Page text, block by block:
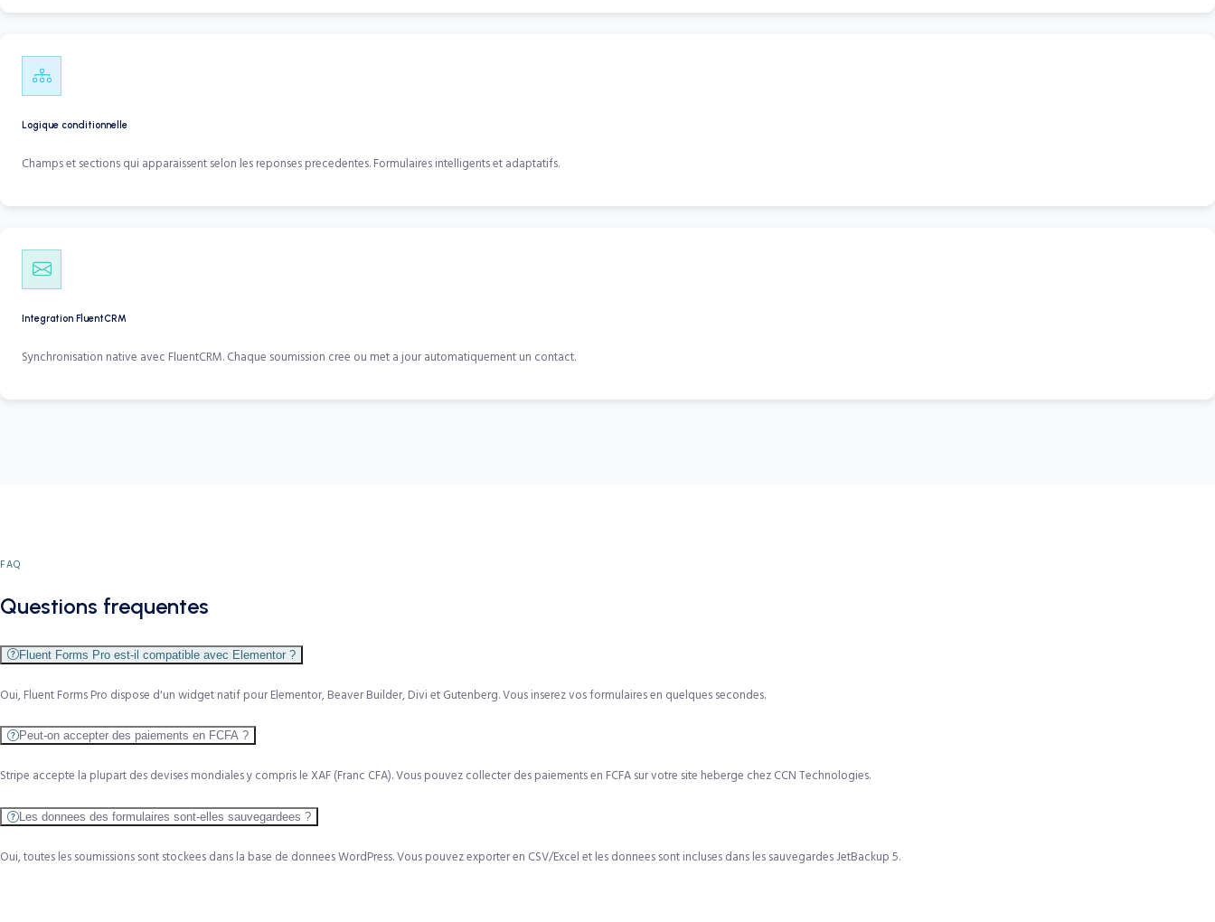
Logique conditionnelle
Champs et sections qui apparaissent selon les reponses precedentes. Formulaires intelligents et adaptatifs.
Integration FluentCRM
Synchronisation native avec FluentCRM. Chaque soumission cree ou met a jour automatiquement un contact.
FAQ
Questions frequentes
Fluent Forms Pro est-il compatible avec Elementor ?
Oui, Fluent Forms Pro dispose d'un widget natif pour Elementor, Beaver Builder, Divi et Gutenberg. Vous inserez vos formulaires en quelques secondes.
Peut-on accepter des paiements en FCFA ?
Stripe accepte la plupart des devises mondiales y compris le XAF (Franc CFA). Vous pouvez collecter des paiements en FCFA sur votre site heberge chez CCN Technologies.
Les donnees des formulaires sont-elles sauvegardees ?
Oui, toutes les soumissions sont stockees dans la base de donnees WordPress. Vous pouvez exporter en CSV/Excel et les donnees sont incluses dans les sauvegardes JetBackup 5.